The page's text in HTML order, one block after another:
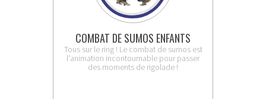
COMBAT DE SUMOS ENFANTS
Tous sur le ring ! Le combat de sumos est
l'animation incontournable pour passer
des moments de rigolade !